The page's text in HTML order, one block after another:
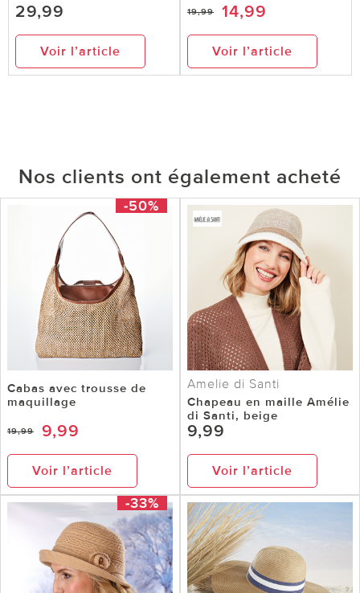
29,99
Voir l’article
19,99 14,99
Voir l’article
Nos clients ont également acheté
-50%
Cabas avec trousse de
maquillage
19,99 9,99
Voir l’article
Amelie di Santi
Chapeau en maille Amélie
di Santi, beige
9,99
Voir l’article
-33%